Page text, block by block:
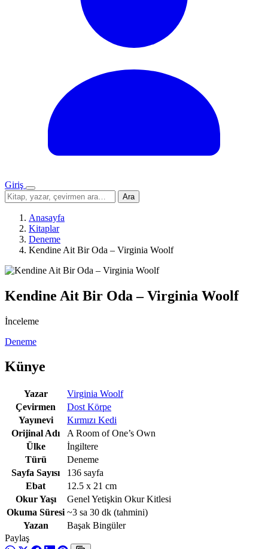
Giriş
Menü
Sitede
ara
Ara
Anasayfa
Kitaplar
Deneme
Kendine Ait Bir Oda – Virginia Woolf
Kendine Ait Bir Oda – Virginia Woolf
İnceleme
Deneme
Künye
Yazar
Virginia Woolf
Çevirmen
Dost Körpe
Yayınevi
Kırmızı Kedi
Orijinal Adı
A Room of One’s Own
Ülke
İngiltere
Türü
Deneme
Sayfa Sayısı
136 sayfa
Ebat
12.5 x 21 cm
Okur Yaşı
Genel Yetişkin Okur Kitlesi
Okuma Süresi ~3 sa 30 dk (tahmini)
Yazan
Başak Bingüler
Paylaş